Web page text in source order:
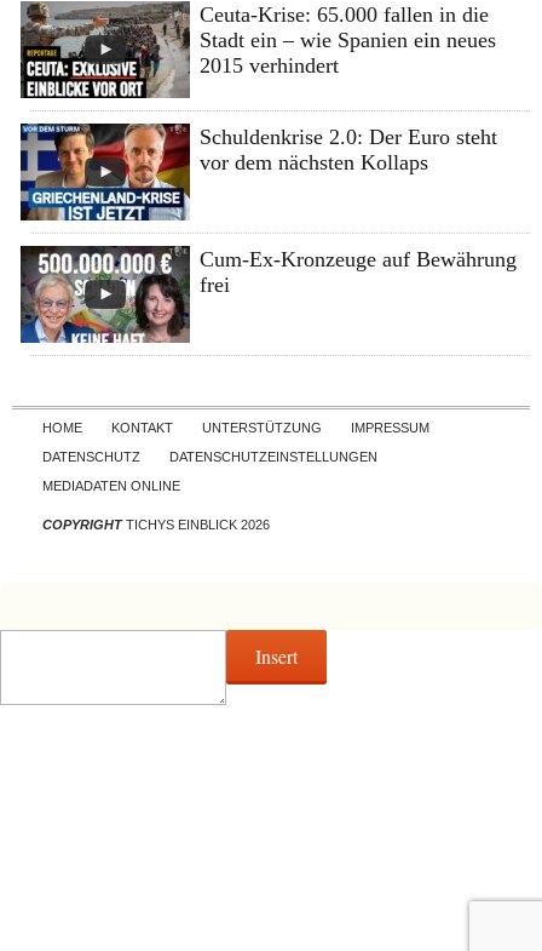
Ceuta-Krise: 65.000 fallen in die
Stadt ein – wie Spanien ein neues
2015 verhindert
Schuldenkrise 2.0: Der Euro steht
vor dem nächsten Kollaps
Cum-Ex-Kronzeuge auf Bewährung
frei
Skip to content
HOME KONTAKT UNTERSTÜTZUNG
IMPRESSUM
DATENSCHUTZ
DATENSCHUTZEINSTELLUNGEN
MEDIADATEN ONLINE
COPYRIGHTTICHYS EINBLICK 2026
Insert